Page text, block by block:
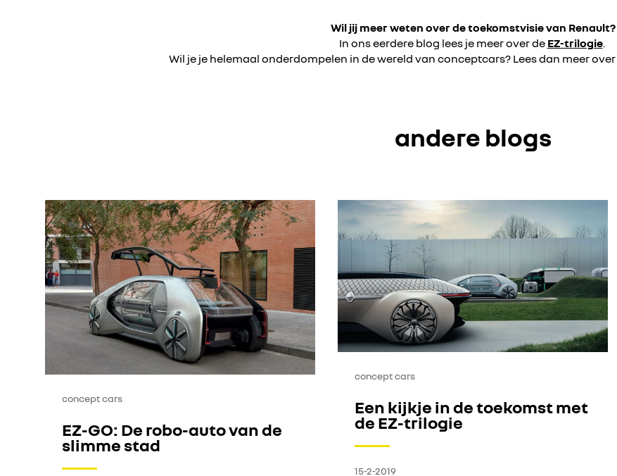
Wil jij meer weten over de toekomstvisie van Renault?
In ons eerdere blog lees je meer over de EZ-trilogie.
Wil je je helemaal onderdompelen in de wereld van conceptcars? Lees dan meer over
andere blogs
concept cars
EZ-GO: De robo-auto van de
slimme stad
concept cars
Een kijkje in de toekomst met
de EZ-trilogie
15-2-2019